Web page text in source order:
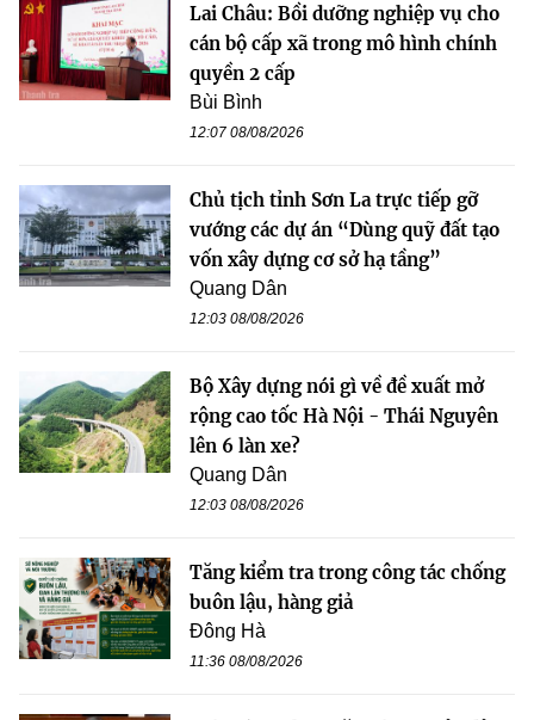
Lai Châu: Bồi dưỡng nghiệp vụ cho
cán bộ cấp xã trong mô hình chính
quyền 2 cấp
Bùi Bình
12:07 08/08/2026
Chủ tịch tỉnh Sơn La trực tiếp gỡ
vướng các dự án “Dùng quỹ đất tạo
vốn xây dựng cơ sở hạ tầng”
Quang Dân
12:03 08/08/2026
Bộ Xây dựng nói gì về đề xuất mở
rộng cao tốc Hà Nội - Thái Nguyên
lên 6 làn xe?
Quang Dân
12:03 08/08/2026
Tăng kiểm tra trong công tác chống
buôn lậu, hàng giả
Đông Hà
11:36 08/08/2026